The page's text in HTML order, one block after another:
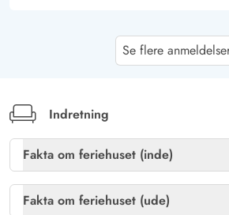
Hyggeligt, fuldt møbleret sommerhus
er varmeforsyningen inkluderet...
Gast
Se flere
Indretning
Fakta om feriehuset (inde)
Gratis fibernet
Fakta om feriehuset (ude)